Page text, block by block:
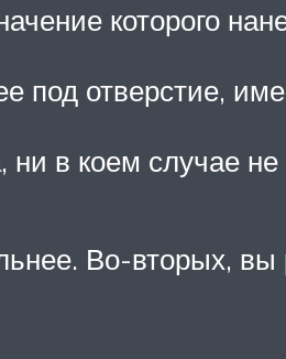
которого
под отверстие,
в коем случае
Во-вторых, вы